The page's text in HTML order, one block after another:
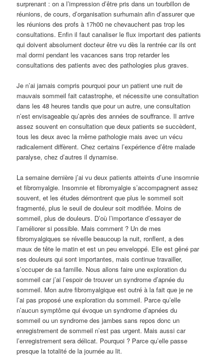
surprenant : on a l’impression d’être pris dans un tourbillon de
réunions, de cours, d’organisation surhumain afin d’assurer que
les réunions des profs à 17h00 ne chevauchent pas trop les
consultations. Enfin il faut canaliser le flux important des patients
qui doivent absolument docteur être vu dès la rentrée car ils ont
mal dormi pendant les vacances sans trop retarder les
consultations des patients avec des pathologies plus graves.
Je n’ai jamais compris pourquoi pour un patient une nuit de
mauvais sommeil fait catastrophe, et nécessite une consultation
dans les 48 heures tandis que pour un autre, une consultation
n’est envisageable qu’après des années de souffrance. Il arrive
assez souvent en consultation que deux patients se succèdent,
tous les deux avec la même pathologie mais avec un vécu
radicalement diffèrent. Chez certains l’expérience d’être malade
paralyse, chez d’autres il dynamise.
La semaine dernière j’ai vu deux patients atteints d’une insomnie
et fibromyalgie. Insomnie et fibromyalgie s’accompagnent assez
souvent, et les études démontrent que plus le sommeil soit
fragmenté, plus le seuil de douleur soit modifiée. Moins de
sommeil, plus de douleurs. D’où l’importance d’essayer de
l’améliorer si possible. Mais comment ? Un de mes
fibromyalgiques se réveille beaucoup la nuit, ronflent, a des
maux de tête le matin et est un peu enveloppé. Elle est gêné par
ses douleurs qui sont importantes, mais continue travailler,
s’occuper de sa famille. Nous allons faire une exploration du
sommeil car j’ai l’espoir de trouver un syndrome d’apnée du
sommeil. Mon autre fibromyalgique est outré à la fait que je ne
l’ai pas proposé une exploration du sommeil. Parce qu’elle
n’aucun symptôme qui évoque un syndrome d’apnées du
sommeil ou un syndrome des jambes sans repos donc un
enregistrement de sommeil n’est pas urgent. Mais aussi car
l’enregistrement sera délicat. Pourquoi ? Parce qu’elle passe
presque la totalité de la journée au lit.